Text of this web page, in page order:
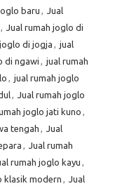
baru , Jual
, Jual rumah joglo di
di jogja , jual
di ngawi , jual rumah
, jual rumah joglo
, Jual rumah joglo
joglo jati kuno ,
tengah , Jual
, Jual rumah
rumah joglo kayu ,
klasik modern , Jual